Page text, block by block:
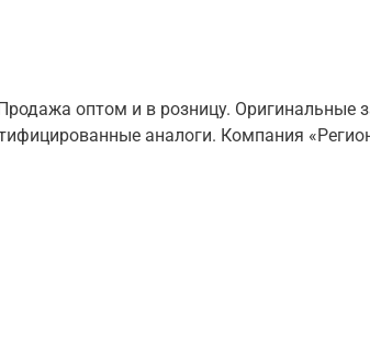
оптом и в розницу. Оригинальные
аналоги. Компания